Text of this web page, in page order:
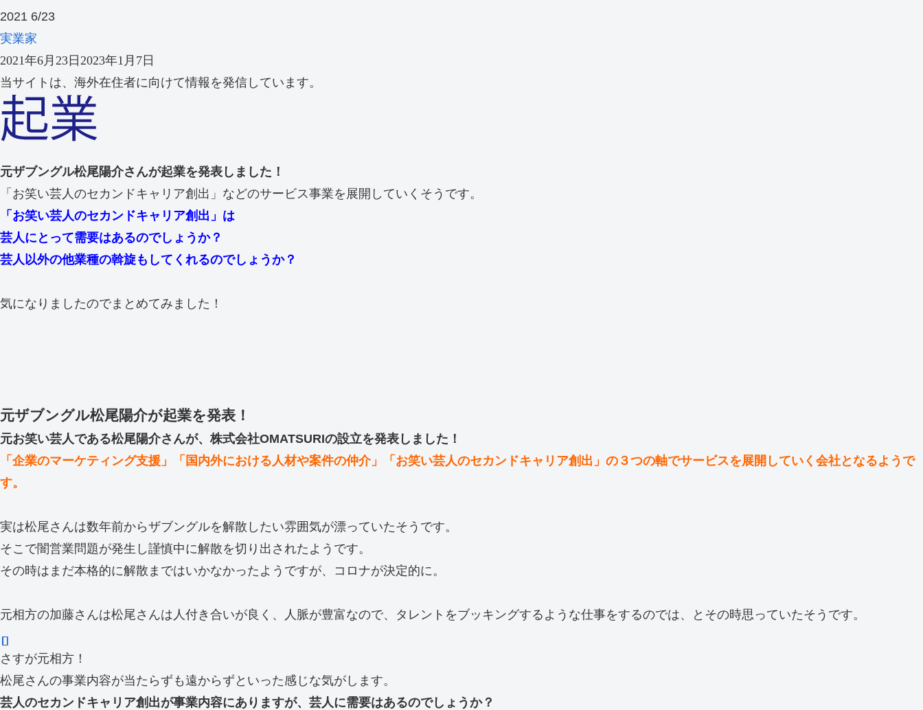
2021 6/23
実業家
2021年6月23日 2023年1月7日
当サイトは、海外在住者に向けて情報を発信しています。
元ザブングル松尾陽介さんが起業を発表しました！
「お笑い芸人のセカンドキャリア創出」などのサービス事業を展開していくそうです。
「お笑い芸人のセカンドキャリア創出」は
芸人にとって需要はあるのでしょうか？
芸人以外の他業種の斡旋もしてくれるのでしょうか？
気になりましたのでまとめてみました！
元ザブングル松尾陽介が起業を発表！
元お笑い芸人である松尾陽介さんが、株式会社OMATSURIの設立を発表しました！
「企業のマーケティング支援」「国内外における人材や案件の仲介」「お笑い芸人のセカンドキャリア創出」の３つの軸でサービスを展開していく会社となるようで
す。
実は松尾さんは数年前からザブングルを解散したい雰囲気が漂っていたそうです。
そこで闇営業問題が発生し謹慎中に解散を切り出されたようです。
その時はまだ本格的に解散まではいかなかったようですが、コロナが決定的に。
元相方の加藤さんは松尾さんは人付き合いが良く、人脈が豊富なので、タレントをブッキングするような仕事をするのでは、とその時思っていたそうです。
さすが元相方！
松尾さんの事業内容が当たらずも遠からずといった感じな気がします。
芸人のセカンドキャリア創出が事業内容にありますが、芸人に需要はあるのでしょうか？